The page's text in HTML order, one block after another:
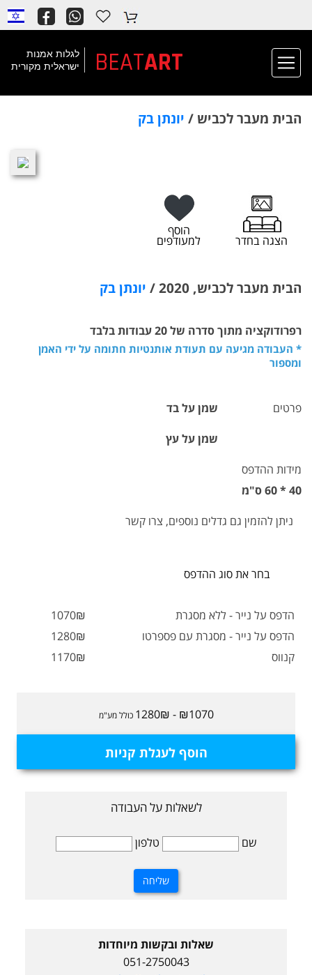
לגלות אמנות
ישראלית מקורית
ART
BEAT
הבית מעבר לכביש / יונתן בק
הצגה בחדר
הוסף
למעודפים
הבית מעבר לכביש, 2020 / יונתן בק
רפרודוקציה מתוך סדרה של 20 עבודות בלבד
* העבודה מגיעה עם תעודת אותנטיות חתומה על ידי האמן
ומספור
פרטים
שמן על בד
שמן על עץ
מידות ההדפס
40 * 60 ס"מ
ניתן להזמין גם גדלים נוספים, צרו קשר
בחר את סוג ההדפס
הדפס על נייר - ללא מסגרת
1070₪
הדפס על נייר - מסגרת עם פספרטו
1280₪
קנווס
1170₪
₪1070 - 1280₪ כולל מע"מ
הוסף לעגלת קניות
לשאלות על העבודה
שם טלפון
שאלות ובקשות מיוחדות
051-2750043